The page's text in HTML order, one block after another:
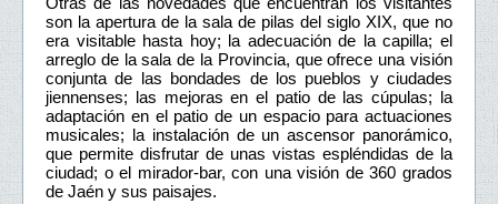
son la apertura de la sala de pilas del siglo XIX, que no
era visitable hasta hoy; la adecuación de la capilla; el
arreglo de la sala de la Provincia, que ofrece una visión
conjunta de las bondades de los pueblos y ciudades
jiennenses; las mejoras en el patio de las cúpulas; la
adaptación en el patio de un espacio para actuaciones
musicales; la instalación de un ascensor panorámico,
que permite disfrutar de unas vistas espléndidas de la
ciudad; o el mirador-bar, con una visión de 360 grados
de Jaén y sus paisajes.